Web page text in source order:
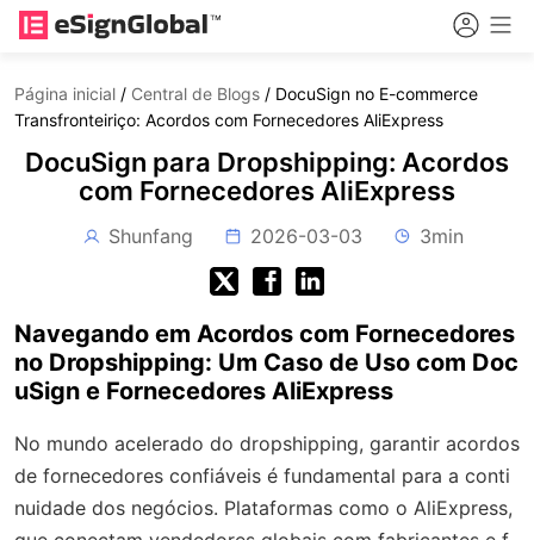
Página inicial / Central de Blogs / DocuSign no E-commerce
Transfronteiriço: Acordos com Fornecedores AliExpress
DocuSign para Dropshipping: Acordos
com Fornecedores AliExpress
Shunfang 2026-03-03 3min
Navegando em Acordos com Fornecedores
no Dropshipping: Um Caso de Uso com Doc
uSign e Fornecedores AliExpress
No mundo acelerado do dropshipping, garantir acordos
de fornecedores confiáveis é fundamental para a conti
nuidade dos negócios. Plataformas como o AliExpress,